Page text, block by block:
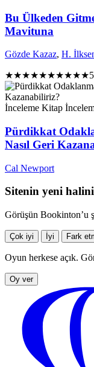
Bu Ülkeden
Mavituna
Gözde Kazaz, H.
★★★★★★★★★★
İnceleme Kitap
Pürdikkat
Nasıl Geri
Cal Newport
Sitenin yeni
Görüşün Bookinton’u
Çok iyi İyi Fark
Oyun herkese açık.
Oy ver